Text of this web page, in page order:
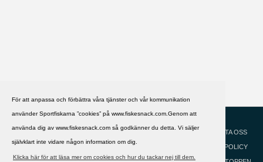
För att anpassa och förbättra våra tjänster och vår kommunikation
använder Sportfiskarna ”cookies” på www.fiskesnack.com.Genom att
använda dig av www.fiskesnack.com så godkänner du detta. Vi säljer
självklart inte vidare någon information om dig.
Klicka här för att läsa mer om cookies och hur du tackar nej till dem.
HJÄLP
KONTAKTA OSS
COOKIEPOLICY